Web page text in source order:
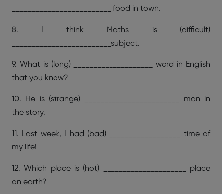
_________________________ food in town.
8. I think Maths is (difficult)
_________________________subject.
9. What is (long) ____________________ word in English
that you know?
10. He is (strange) ________________________ man in
the story.
11. Last week, I had (bad) __________________ time of
my life!
12. Which place is (hot) _____________________ place
on earth?